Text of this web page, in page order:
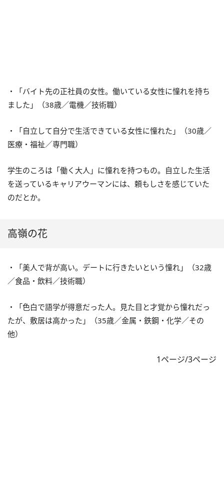
・「バイト先の正社員の女性。働いている女性に憧れを持ち
ました」（38歳／電機／技術職）
・「自立して自分で生活できている女性に憧れた」（30歳／
医療・福祉／専門職）
学生のころは「働く大人」に憧れを持つもの。自立した生活
を送っているキャリアウーマンには、頼もしさを感じていた
のだとか。
高嶺の花
・「美人で背が高い。デートに行きたいという憧れ」（32歳
／食品・飲料／技術職）
・「色白で語学が得意だった人。見た目と才覚から憧れだっ
たが、敷居は高かった」（35歳／金属・鉄鋼・化学／その
他）
1ページ/3ページ